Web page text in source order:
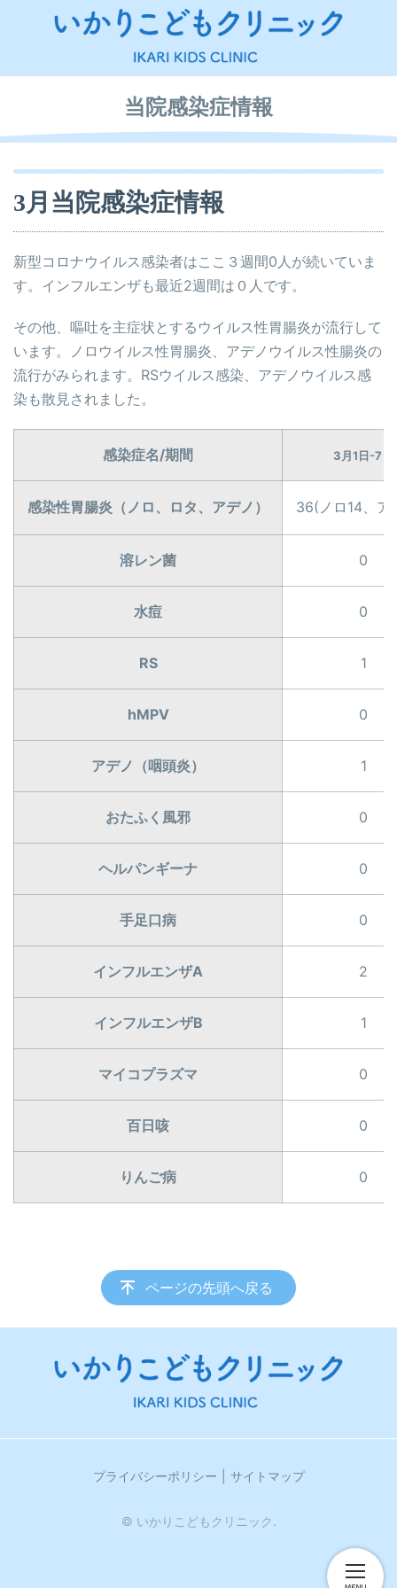
当院感染症情報
3月当院感染症情報
新型コロナウイルス感染者はここ３週間0人が続いていま
す。インフルエンザも最近2週間は０人です。
その他、嘔吐を主症状とするウイルス性胃腸炎が流行して
います。ノロウイルス性胃腸炎、アデノウイルス性腸炎の
流行がみられます。RSウイルス感染、アデノウイルス感
染も散見されました。
感染症名/期間 3月1日-7日
感染性胃腸炎（ノロ、ロタ、アデノ） 36(ノロ14、ア
溶レン菌 0
水痘 0
RS 1
hMPV 0
アデノ（咽頭炎） 1
おたふく風邪 0
ヘルパンギーナ 0
手足口病 0
インフルエンザA 2
インフルエンザB 1
マイコプラズマ 0
百日咳 0
りんご病 0
ページの先頭へ戻る
プライバシーポリシー サイトマップ
© いかりこどもクリニック.